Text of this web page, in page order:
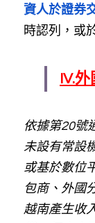
資人於證券
時認列，或
IV.
依據第20號
未設有常設
或基於數位
包商、外國
越南產生收